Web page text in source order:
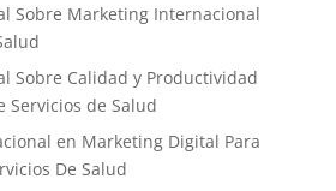
Sobre Marketing Internacional
Sobre Calidad y Productividad
Servicios de Salud
en Marketing Digital Para
De Salud